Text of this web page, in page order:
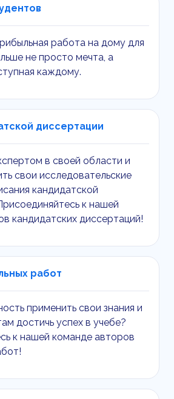
работа на дому для
не просто мечта, а
каждому.
диссертации
в своей области и
свои исследовательские
кандидатской
к нашей
кандидатских диссертаций!
работ
применить свои знания и
достичь успех в учебе?
к нашей команде авторов